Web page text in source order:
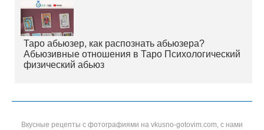
Таро абьюзер, как распознать абьюзера?
Абьюзивные отношения в Таро Психологический
физический абьюз
Вкусные рецепты с фотографиями на vkusno-gotovim.com, с нами